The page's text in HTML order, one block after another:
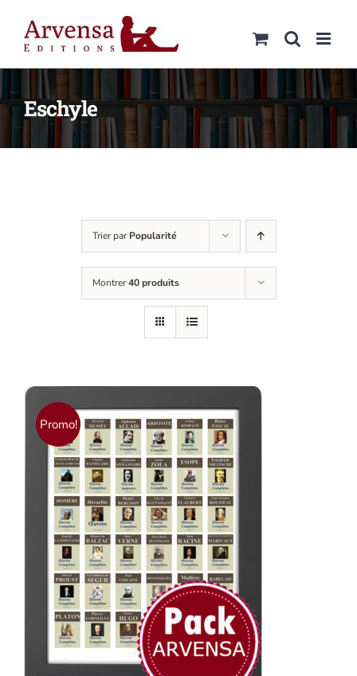
contenu
Eschyle
Trier parPopularité
Montrer40 produits
Promo!
AJOUTER AU PANIER / DÉTAILS